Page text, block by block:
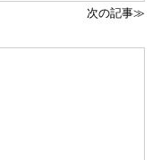
次の記事≫